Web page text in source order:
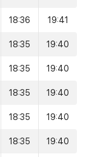
18:36 19:41
18:35 19:40
18:35 19:40
18:35 19:40
18:35 19:40
18:35 19:40